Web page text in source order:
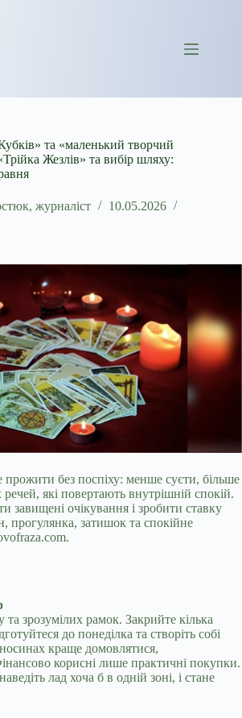
та «маленький творчий
Жезлів» та вибір шляху:
журналіст
10.05.2026
без поспіху: менше суєти, більше
які повертають внутрішній спокій.
завищені очікування і зробити ставку
прогулянка, затишок та спокійне
зрозумілих рамок. Закрийте кілька
до понеділка та створіть собі
краще домовлятися,
корисні лише практичні покупки.
лад хоча б в одній зоні, і стане